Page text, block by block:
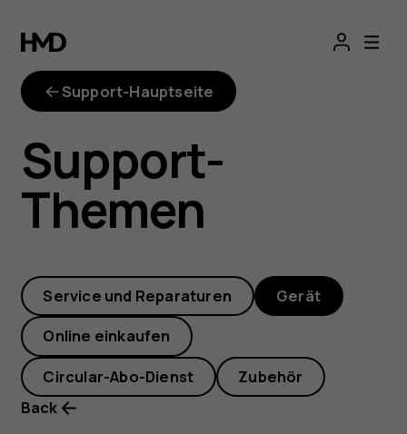
Wie
kann
ich
die
Autokorrektur
aktivieren
oder
deaktivieren?
Support-Hauptseite
Support-
Themen
Service und Reparaturen Gerät
Online einkaufen
Circular-Abo-Dienst
Zubehör
Back